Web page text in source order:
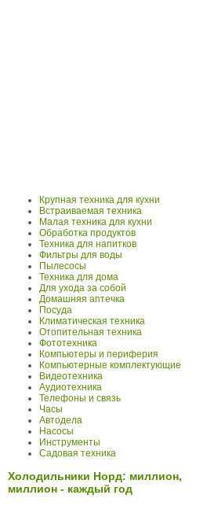
Крупная техника для кухни
Встраиваемая техника
Малая техника для кухни
Обработка продуктов
Техника для напитков
Фильтры для воды
Пылесосы
Техника для дома
Для ухода за собой
Домашняя аптечка
Посуда
Климатическая техника
Отопительная техника
Фототехника
Компьютеры и периферия
Компьютерные комплектующие
Видеотехника
Аудиотехника
Телефоны и связь
Часы
Автодела
Насосы
Инструменты
Садовая техника
Холодильники Норд: миллион,
миллион - каждый год